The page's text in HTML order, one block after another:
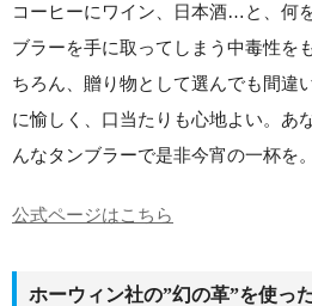
コーヒーにワイン、日本酒…と、何
ブラーを手に取ってしまう中毒性を
ちろん、贈り物として選んでも間違
に愉しく、口当たりも心地よい。あ
んなタンブラーで是非今宵の一杯を。
公式ページはこちら
ホーウィン社の”幻の革”を使っ